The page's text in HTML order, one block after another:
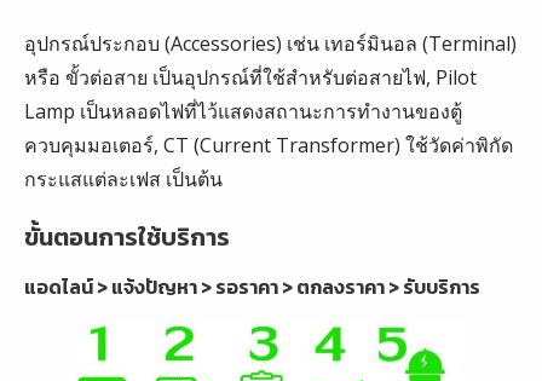
อุปกรณ์ประกอบ (Accessories) เช่น เทอร์มินอล (Terminal)
หรือ ขั้วต่อสาย เป็นอุปกรณ์ที่ใช้สำหรับต่อสายไฟ, Pilot
Lamp เป็นหลอดไฟที่ไว้แสดงสถานะการทำงานของตู้
ควบคุมมอเตอร์, CT (Current Transformer) ใช้วัดค่าพิกัด
กระแสแต่ละเฟส เป็นต้น
ขั้นตอนการใช้บริการ
แอดไลน์ > แจ้งปัญหา > รอราคา > ตกลงราคา > รับบริการ